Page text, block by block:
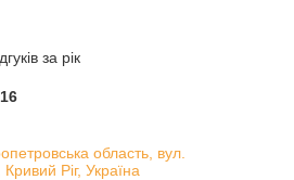
за рік
область, вул.
Ріг, Україна